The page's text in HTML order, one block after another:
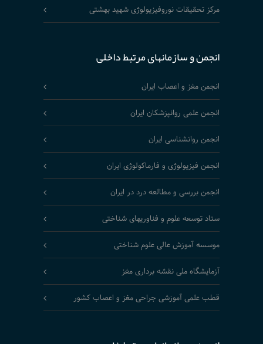
مرکز تحقیقات نوروفیزیولوژی شهید بهشتی
انجمن و سازمانهای مرتبط داخلی
انجمن مغز و اعصاب ایران
انجمن علمی روانپزشکان ایران
انجمن روانشناسی ایران
انجمن فیزیولوژی و فارماکولوژی ایران
انجمن بررسی و مطالعه درد در ایران
ستاد توسعه علوم و فناوریهای شناختی
موسسه آموزش عالی علوم شناختی
آزمایشگاه ملی نقشه برداری مغز
قطب علمی آموزشی جراحی مغز و اعصاب کشور